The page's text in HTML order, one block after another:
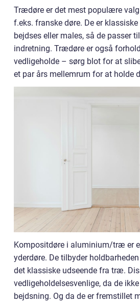
Trædøre er det mest populære
f.eks. franske døre. De er
bejdses eller males, så de passer
indretning. Trædøre er også
vedligeholde – sørg blot for at
et par års mellemrum for at holde
Kompositdøre i aluminium/træ er
yderdøre. De tilbyder
det klassiske udseende fra træ.
vedligeholdelsesvenlige, da de
bejdsning. Og da de er fremstillet